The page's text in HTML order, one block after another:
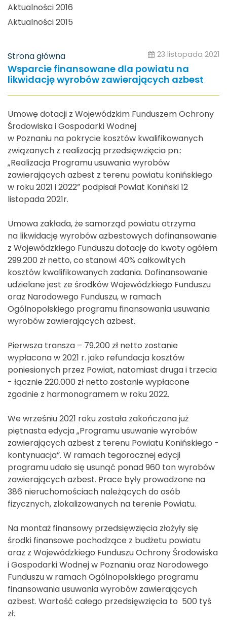
Aktualności 2016
Aktualności 2015
Strona główna 23 listopada 2021
Wsparcie finansowane dla powiatu na
likwidację wyrobów zawierających azbest
Umowę dotacji z Wojewódzkim Funduszem Ochrony
Środowiska i Gospodarki Wodnej
w Poznaniu na pokrycie kosztów kwalifikowanych
związanych z realizacją przedsięwzięcia pn.:
„Realizacja Programu usuwania wyrobów
zawierających azbest z terenu powiatu konińskiego
w roku 2021 i 2022” podpisał Powiat Koniński 12
listopada 2021r.
Umowa zakłada, że samorząd powiatu otrzyma
na likwidację wyrobów azbestowych dofinansowanie
z Wojewódzkiego Funduszu dotację do kwoty ogółem
299.200 zł netto, co stanowi 40% całkowitych
kosztów kwalifikowanych zadania. Dofinansowanie
udzielane jest ze środków Wojewódzkiego Funduszu
oraz Narodowego Funduszu, w ramach
Ogólnopolskiego programu finansowania usuwania
wyrobów zawierających azbest.
Pierwsza transza – 79.200 zł netto zostanie
wypłacona w 2021 r. jako refundacja kosztów
poniesionych przez Powiat, natomiast druga i trzecia
- łącznie 220.000 zł netto zostanie wypłacone
zgodnie z harmonogramem w roku 2022.
We wrześniu 2021 roku została zakończona już
piętnasta edycja „Programu usuwanie wyrobów
zawierających azbest z terenu Powiatu Konińskiego -
kontynuacja”. W ramach tegorocznej edycji
programu udało się usunąć ponad 960 ton wyrobów
zawierających azbest. Prace były prowadzone na
386 nieruchomościach należących do osób
fizycznych, zlokalizowanych na terenie Powiatu.
Na montaż finansowy przedsięwzięcia złożyły się
środki finansowe pochodzące z budżetu powiatu
oraz z Wojewódzkiego Funduszu Ochrony Środowiska
i Gospodarki Wodnej w Poznaniu oraz Narodowego
Funduszu w ramach Ogólnopolskiego programu
finansowania usuwania wyrobów zawierających
azbest. Wartość całego przedsięwzięcia to 500 tyś
zł.